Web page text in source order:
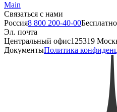
Main
Связаться с нами
Россия8 800 200-40-00Бесплатно
Эл. почта
Центральный офис125319
ДокументыПолитика